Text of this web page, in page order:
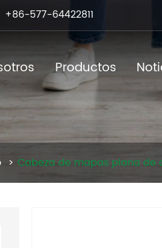
+86-577-64422811
Productos
Cabeza de mapas plana de